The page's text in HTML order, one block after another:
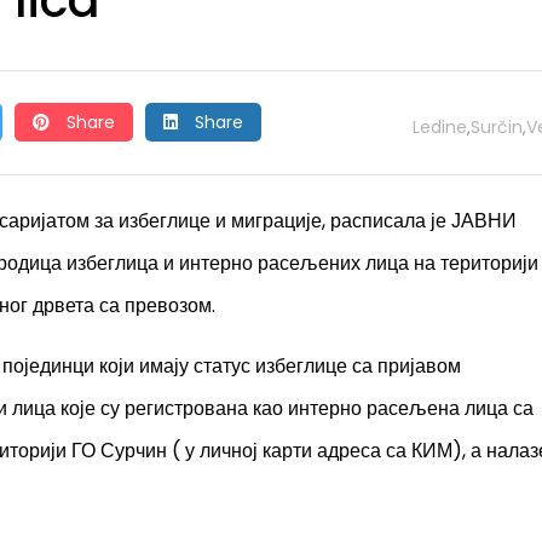
Share Share Ledine,Surčin,
за избеглице и миграције, расписала је ЈАВНИ
избеглица и интерно расељених лица на
дрвета са превозом.
који имају статус избеглице са пријавом
које су регистрована као интерно расељена лица са
ГО Сурчин ( у личној карти адреса са КИМ), а